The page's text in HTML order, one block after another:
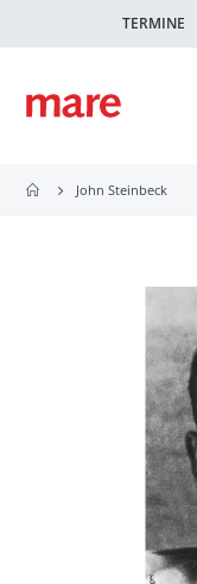
TERMINE
John Steinbeck